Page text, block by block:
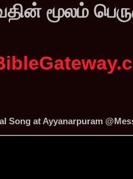
மூலம்
Song at Ayyanarpuram